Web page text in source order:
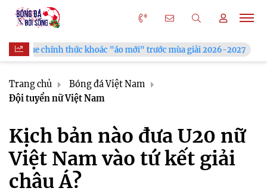
"áo mới" trước mùa giải 2026-2027 Xã Hùng Châu
Trang chủ
Bóng đá Việt Nam
Đội tuyển nữ Việt Nam
Kịch bản nào đưa U20 nữ
Việt Nam vào tứ kết giải
châu Á?